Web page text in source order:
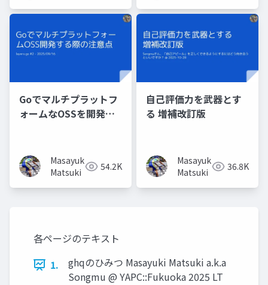
Goでマルチプラットフ
ォームなOSSを開発す
Masayuki
Matsuki
54.2K
自己評価力を武器とす
る 増補改訂版
Masayuki
Matsuki
36.8K
各ページのテキスト
1.
ghqのひみつ Masayuki Matsuki a.k.a
Songmu @ YAPC::Fukuoka 2025 LT